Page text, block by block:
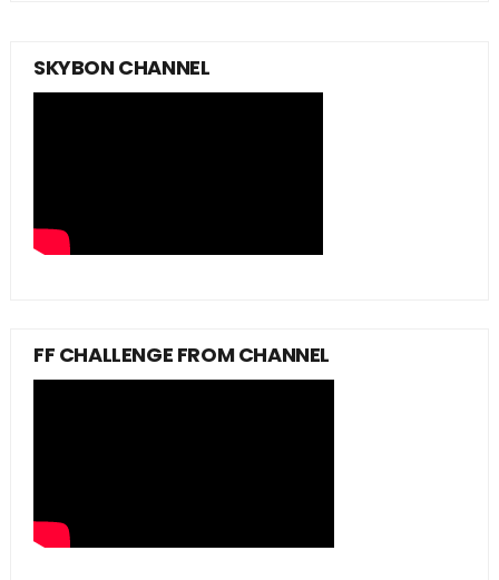
SKYBON CHANNEL
FF CHALLENGE FROM CHANNEL